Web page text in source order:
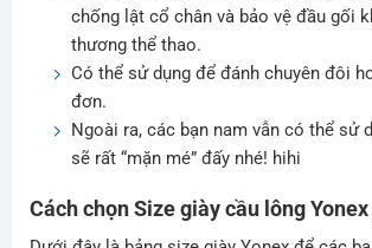
chống lật cổ chân và bảo vệ đầu gối
thương thể thao.
Có thể sử dụng để đánh chuyên đôi
đơn.
Ngoài ra, các bạn nam vẫn có thể sử
sẽ rất “mặn mé” đấy nhé! hihi
Cách chọn Size giày cầu lông